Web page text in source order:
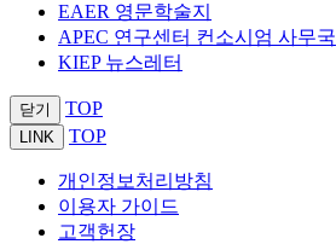
EAER 영문학술지
APEC 연구센터 컨소시엄 사무국
KIEP 뉴스레터
닫기 TOP
LINK TOP
개인정보처리방침
이용자 가이드
고객헌장